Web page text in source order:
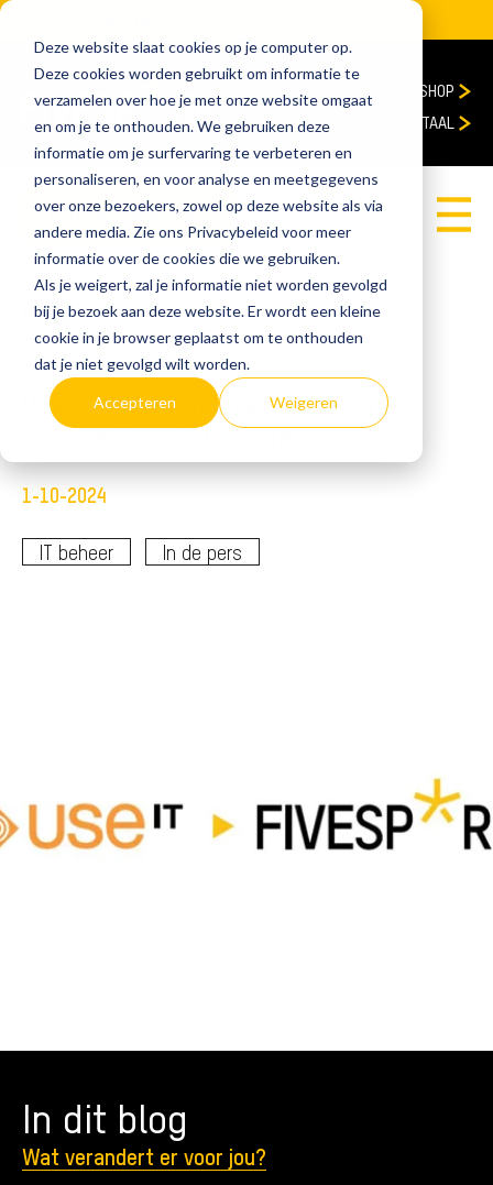
Deze website slaat cookies op je computer op.
Deze cookies worden gebruikt om informatie te
verzamelen over hoe je met onze website omgaat
en om je te onthouden. We gebruiken deze
informatie om je surfervaring te verbeteren en
personaliseren, en voor analyse en meetgegevens
over onze bezoekers, zowel op deze website als via
andere media. Zie ons Privacybeleid voor meer
informatie over de cookies die we gebruiken.
Als je weigert, zal je informatie niet worden gevolgd
bij je bezoek aan deze website. Er wordt een kleine
cookie in je browser geplaatst om te onthouden
dat je niet gevolgd wilt worden.
Accepteren Weigeren
WEBSHOP
KLANTENPORTAAL
Adviesgesprek
Blog
home Blog
Use IT voortaan Fivespark: Een
nieuwe fase in IT beheer
1-10-2024
IT beheer In de pers
In dit blog
Wat verandert er voor jou?